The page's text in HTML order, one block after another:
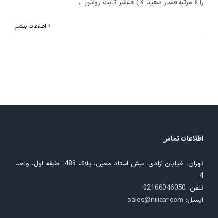
را ٤ مرتبه فشار دهيد. 3) فلاشر ثابت روشن ...
اطلاعات بیشتر
اطلاعات تماس
تهران، خیابان آزادی، نبش استاد معین، پلاک 486، طبقه اول، واحد
4
تلفن: 02166046050
ایمیل: sales@nilicar.com